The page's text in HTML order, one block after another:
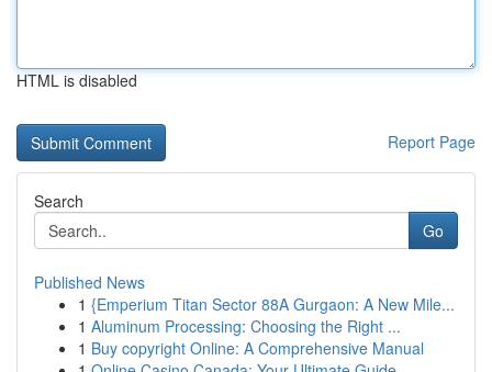
HTML is disabled
Report Page
Search
Go
Published News
1 {Emperium Titan Sector 88A Gurgaon: A New Mile...
1 Aluminum Processing: Choosing the Right ...
1 Buy copyright Online: A Comprehensive Manual